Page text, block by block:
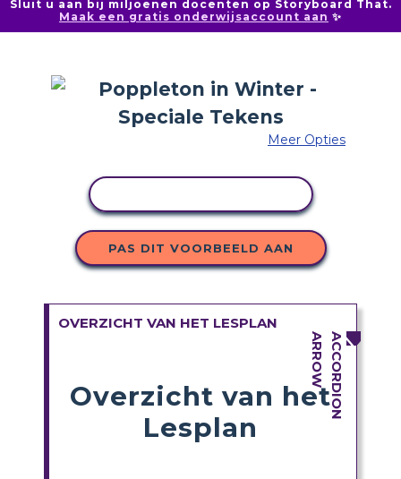
Sluit u aan bij miljoenen docenten op Storyboard That.
Maak een gratis onderwijsaccount aan ✨
Meer Opties
PAS DIT VOORBEELD AAN
OVERZICHT VAN HET LESPLAN
Overzicht van het
Lesplan